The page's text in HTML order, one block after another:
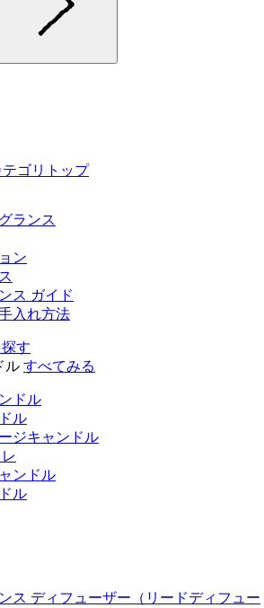
テゴリトップ
ランス
ン
ス ガイド
入れ方法
す
ル すべてみる
ドル
ル
ジキャンドル
ンドル
ル
ス ディフューザー（リードディフュー